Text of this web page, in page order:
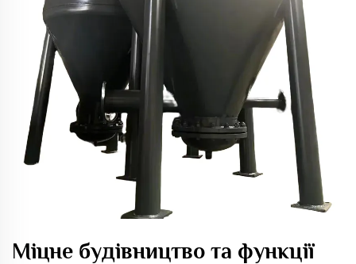
Міцне будівництво та функції